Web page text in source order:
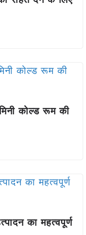
कोल्ड रूम की
का महत्वपूर्ण